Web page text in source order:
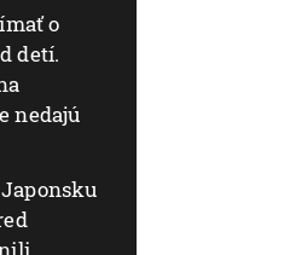
o
detí.
nedajú